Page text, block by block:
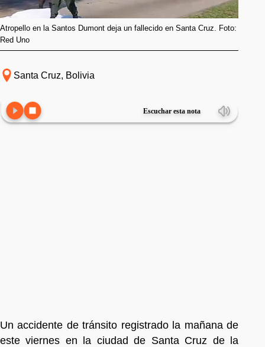
Atropello en la Santos Dumont deja un fallecido en Santa Cruz. Foto:
Red Uno
Santa Cruz, Bolivia
Escuchar esta nota
Un accidente de tránsito registrado la mañana de
este viernes en la ciudad de Santa Cruz de la